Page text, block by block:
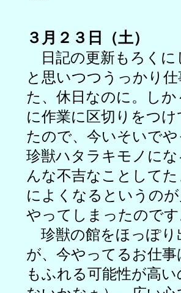
３月２３日（土）
日記の更新もろく
と思いつつうっかり
た、休日なのに。し
に作業に区切りをつ
たので、今いそいで
珍獣ハタラキモノに
んな不吉なことして
によくなるというの
やってしまったので
珍獣の館をほっぽり
が、今やってるお仕
もふれる可能性が高